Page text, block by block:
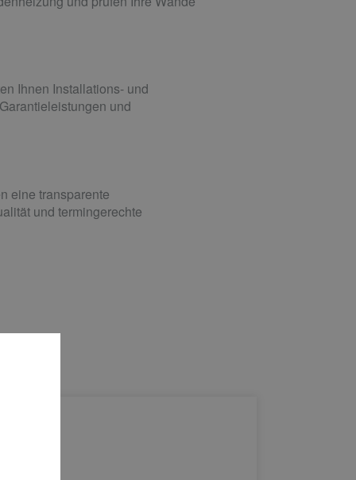
Ihnen Installations- und
und
eine transparente
und termingerechte